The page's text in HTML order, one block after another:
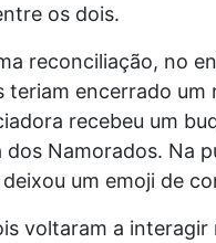
os dois.
reconciliação, no
teriam encerrado
recebeu um
dos Namorados. Na
um emoji de
voltaram a